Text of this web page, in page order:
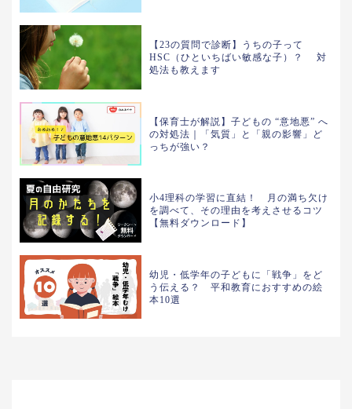
【23の質問で診断】うちの子って
HSC（ひといちばい敏感な子）？ 対
処法も教えます
【保育士が解説】子どもの “意地悪” へ
の対処法｜「気質」と「親の影響」ど
っちが強い？
小4理科の学習に直結！ 月の満ち欠け
を調べて、その理由を考えさせるコツ
【無料ダウンロード】
幼児・低学年の子どもに「戦争」をど
う伝える？ 平和教育におすすめの絵
本10選